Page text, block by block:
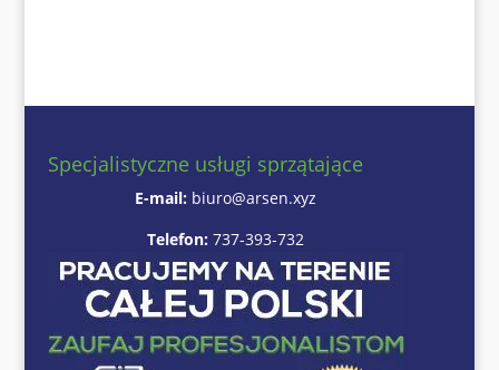
Specjalistyczne usługi sprzątające
E-mail: biuro@arsen.xyz
Telefon: 737-393-732